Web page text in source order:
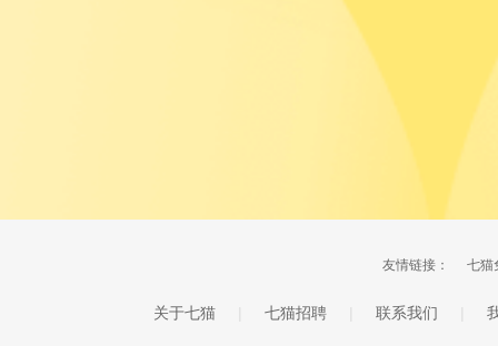
友情链接： 七猫
关于七猫 七猫招聘 联系我们